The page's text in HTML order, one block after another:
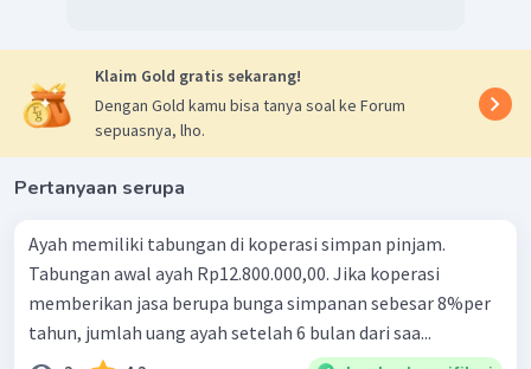
Klaim Gold gratis sekarang!
Dengan Gold kamu bisa tanya soal ke Forum
sepuasnya, lho.
Pertanyaan serupa
Ayah memiliki tabungan di koperasi simpan pinjam.
Tabungan awal ayah Rp12.800.000,00. Jika koperasi
memberikan jasa berupa bunga simpanan sebesar 8%per
tahun, jumlah uang ayah setelah 6 bulan dari saa...